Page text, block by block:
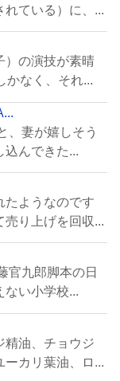
れている）に、...
）の演技が素晴
かなく、それ...
、妻が嬉しそう
込んできた...
たようなのです
売り上げを回収...
官九郎脚本の日
ない小学校...
精油、チョウジ
ーカリ葉油、ロ...